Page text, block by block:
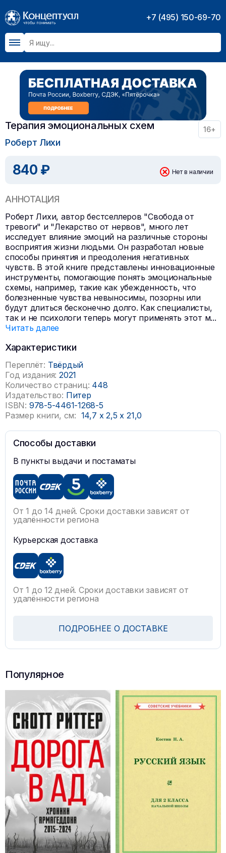
+7 (495) 150-69-70
Терапия эмоциональных схем 16+
Роберт Лихи
840 ₽ Нет в наличии
АННОТАЦИЯ
Роберт Лихи, автор бестселлеров "Свобода от
тревоги" и "Лекарство от нервов", много лет
исследует влияние эмоций на различные стороны
восприятия жизни людьми. Он разработал новые
способы принятия и преодоления негативных
чувств. В этой книге представлены инновационные
инструменты, помогающие понять эмоциональные
схемы, например, такие как убежденность, что
болезненные чувства невыносимы, позорны или
будут длиться бесконечно долго. Как специалисты,
так и не психологи теперь могут применять этот м...
Читать далее
Характеристики
Переплёт: Твёрдый
Год издания: 2021
Количество страниц: 448
Издательство: Питер
ISBN: 978-5-4461-1268-5
Размер книги, см: 14,7 x 2,5x 21,0
Способы доставки
В пункты выдачи и постаматы
От 1 до 14 дней. Сроки доставки зависят от
удалённости региона
Курьерская доставка
От 1 до 12 дней. Сроки доставки зависят от
удалённости региона
ПОДРОБНЕЕ О ДОСТАВКЕ
Популярное